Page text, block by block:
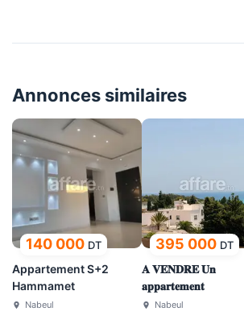
Annonces similaires
140 000 DT
Appartement S+2
Hammamet
Nabeul
395 000 DT
𝐀 𝐕𝐄𝐍𝐃𝐑𝐄 𝐔𝐧
𝐚𝐩𝐩𝐚𝐫𝐭𝐞𝐦𝐞𝐧𝐭
Nabeul